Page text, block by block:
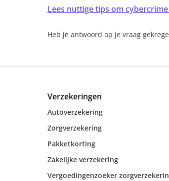
Lees nuttige tips om
Heb je antwoord op je vraag
Verzekeringen
Autoverzekering
Zorgverzekering
Pakketkorting
Zakelijke verzekering
Vergoedingenzoeker